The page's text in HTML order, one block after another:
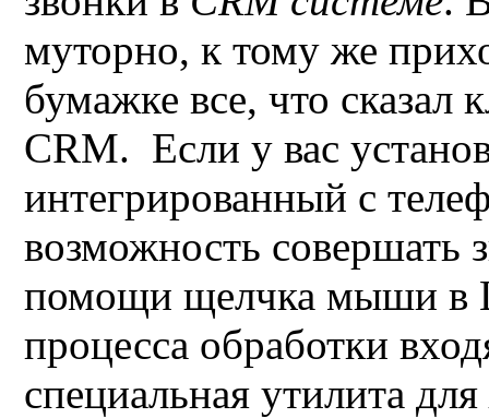
муторно, к тому же
бумажке все, что сказал
CRM. Если у вас
интегрированный с
возможность совершать
помощи щелчка мыши в
процесса обработки
специальная утилита для